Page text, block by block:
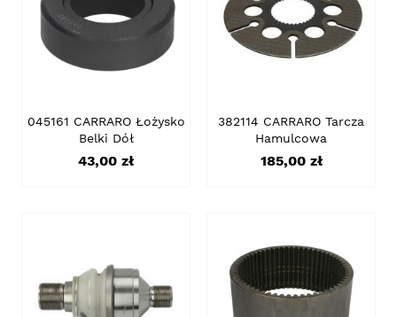
045161 CARRARO Łożysko
Belki Dół
Cena
43,00 zł
382114 CARRARO Tarcza
Hamulcowa
Cena
185,00 zł